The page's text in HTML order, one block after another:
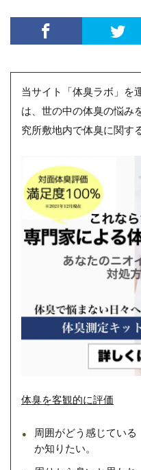
当サイト「体臭ラボ」を
は、世の中の体臭の悩み
究所敷地内で体臭に関す
体臭を客観的に評価
周囲がどう感じている
か知りたい。